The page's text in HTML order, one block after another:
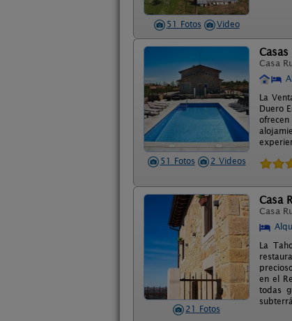
51 Fotos Video
51 Fotos 2 Videos
Casas
Casa
La
Duero
21 Fotos
Casa
Casa
La
en el
todas